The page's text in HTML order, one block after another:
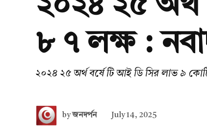
২০২৪ ২৫ অর্থ
৮ ৭ লক্ষ :
২০২৪ ২৫ অর্থ বর্ষে টি আই ডি সির লাভ ৯
byজনদর্পন July 14, 2025